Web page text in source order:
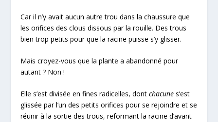
Car il n’y avait aucun autre trou dans la chaussure que
les orifices des clous dissous par la rouille. Des trous
bien trop petits pour que la racine puisse s’y glisser.
Mais croyez-vous que la plante a abandonné pour
autant ? Non !
Elle s’est divisée en fines radicelles, dont chacune s’est
glissée par l’un des petits orifices pour se rejoindre et se
réunir à la sortie des trous, reformant la racine d’avant